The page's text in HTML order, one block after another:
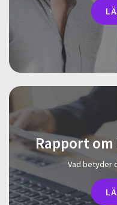
Rapport
Vad betyder